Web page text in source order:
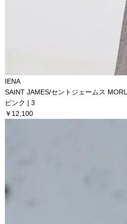
IENA
SAINT JAMES/セントジェームス
ピンク | 3
￥12,100